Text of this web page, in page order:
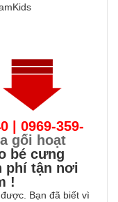
| 0969-359-
gối hoạt
bé cưng
phí tận nơi
!
Bạn đã biết vì